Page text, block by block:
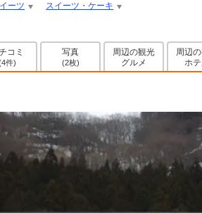
ーツ スイーツ・ケーキ
コミ
件)
写真
(2枚)
周辺の観光
グルメ
周辺の
ホ